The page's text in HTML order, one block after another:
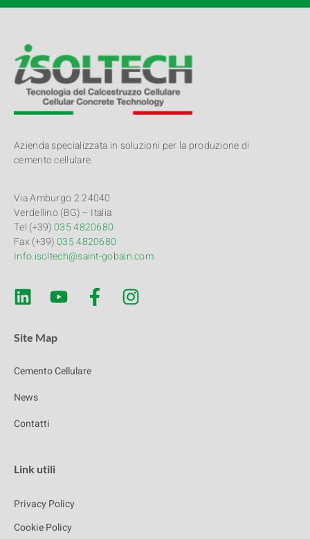
Azienda specializzata in soluzioni per la produzione di
cemento cellulare.
Via Amburgo 2 24040
Verdellino (BG) – Italia
Tel (+39)035 4820680
Fax (+39)035 4820680
Info.isoltech@saint-gobain.com
Site Map
Cemento Cellulare
News
Contatti
Link utili
Privacy Policy
Cookie Policy